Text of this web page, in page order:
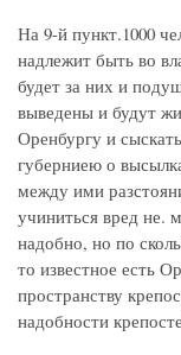
На 9-й пункт.1000
надлежит быть во
будет за них и
выведены и будут
Оренбургу и
губерниею о
между ими
учиниться вред не.
надобно, но по
то известное есть
пространству
надобности